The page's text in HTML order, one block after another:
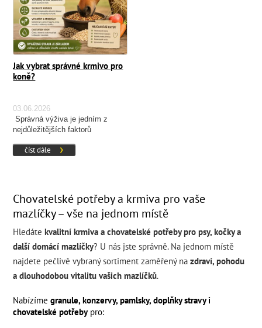
Jak vybrat správné krmivo pro
koně?
03.06.2026
Správná výživa je jedním z
nejdůležitějších faktorů
výkonnost koně.
číst dále
Chovatelské potřeby a krmiva pro vaše
mazlíčky – vše na jednom místě
Hledátekvalitní krmiva a chovatelské potřeby pro psy, kočky a
další domácí mazlíčky? U nás jste správně. Na jednom místě
najdete pečlivě vybraný sortiment zaměřený nazdraví, pohodu
a dlouhodobou vitalitu vašich mazlíčků.
Nabízímegranule, konzervy, pamlsky, doplňky stravy i
chovatelské potřebypro: